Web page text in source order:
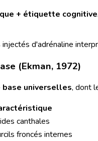
+ étiquette cognitive
d'adrénaline
(Ekman, 1972)
universelles, dont
canthales
froncés internes